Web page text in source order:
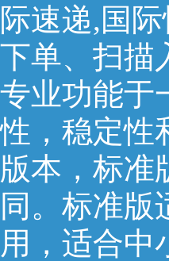
际速递,国
下单、扫描
专业功能于
性，稳定性
版本，标准
同。标准版
用，适合中